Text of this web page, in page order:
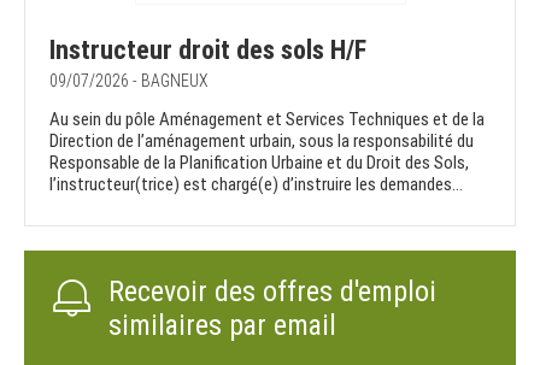
Instructeur droit des sols H/F
09/07/2026 - BAGNEUX
Au sein du pôle Aménagement et Services Techniques et de la
Direction de l’aménagement urbain, sous la responsabilité du
Responsable de la Planification Urbaine et du Droit des Sols,
l’instructeur(trice) est chargé(e) d’instruire les demandes...
Recevoir des offres d'emploi
similaires par email